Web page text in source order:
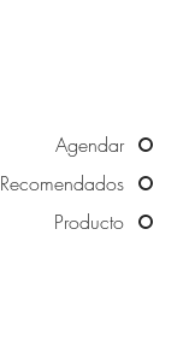
Agendar
Recomendados
Producto